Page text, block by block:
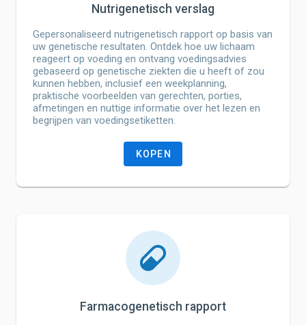
Nutrigenetisch verslag
Gepersonaliseerd nutrigenetisch rapport op basis van
uw genetische resultaten. Ontdek hoe uw lichaam
reageert op voeding en ontvang voedingsadvies
gebaseerd op genetische ziekten die u heeft of zou
kunnen hebben, inclusief een weekplanning,
praktische voorbeelden van gerechten, porties,
afmetingen en nuttige informatie over het lezen en
begrijpen van voedingsetiketten.
KOPEN
Farmacogenetisch rapport